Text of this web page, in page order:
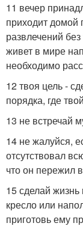
11 вечер
приходит домой
развлечений
живет в мире
необходимо
12 твоя цель -
порядка, где
13 не встречай
14 не жалуйся,
отсутствовал
что он пережил
15 сделай
кресло или
приготовь ему